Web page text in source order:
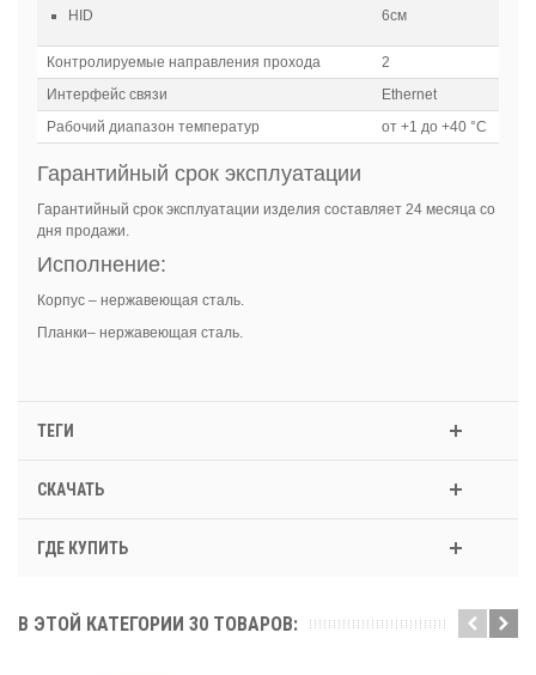
HID
6см
Контролируемые направления прохода
2
Интерфейс связи
Ethernet
Рабочий диапазон температур
от +1 до +40 °С
Гарантийный срок эксплуатации
Гарантийный срок эксплуатации изделия составляет 24 месяца со
дня продажи.
Исполнение:
Корпус – нержавеющая сталь.
Планки– нержавеющая сталь.
ТЕГИ
СКАЧАТЬ
ГДЕ КУПИТЬ
В ЭТОЙ КАТЕГОРИИ 30 ТОВАРОВ: